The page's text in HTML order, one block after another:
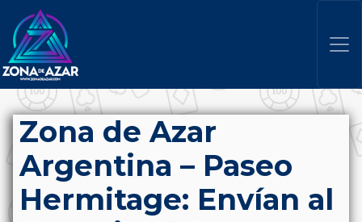
Zona de Azar
Argentina – Paseo
Hermitage: Envían al